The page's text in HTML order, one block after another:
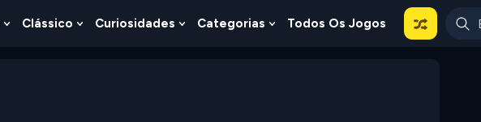
Show
Clássico Show
Curiosidades Show
Categorias Show
Todos Os Jogos